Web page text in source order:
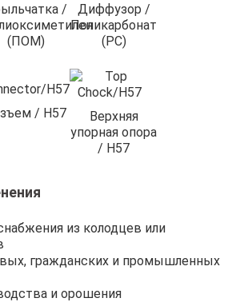
/
(ПОМ)
Диффузор /
Поликарбонат
(PC)
/ H57
Верхняя
упорная опора
/ H57
из колодцев или
гражданских и промышленных
и орошения